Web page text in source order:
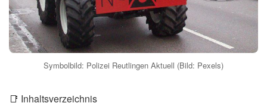
Symbolbild: Polizei Reutlingen Aktuell (Bild: Pexels)
📑 Inhaltsverzeichnis